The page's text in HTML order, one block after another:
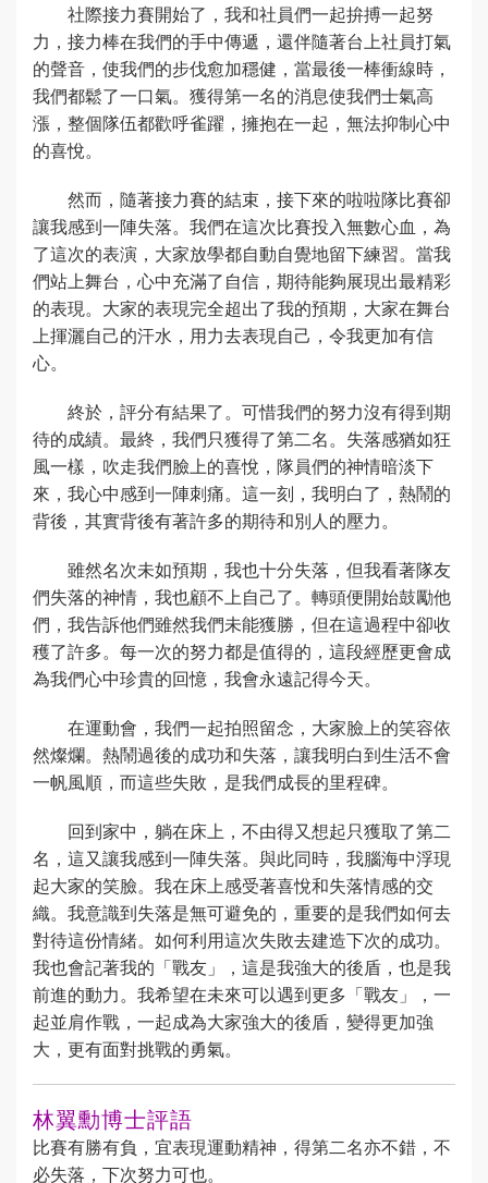
社際接力賽開始了，我和社員們一起拚搏一起努
力，接力棒在我們的手中傳遞，還伴隨著台上社員打氣
的聲音，使我們的步伐愈加穩健，當最後一棒衝線時，
我們都鬆了一口氣。獲得第一名的消息使我們士氣高
漲，整個隊伍都歡呼雀躍，擁抱在一起，無法抑制心中
的喜悅。
然而，隨著接力賽的結束，接下來的啦啦隊比賽卻
讓我感到一陣失落。我們在這次比賽投入無數心血，為
了這次的表演，大家放學都自動自覺地留下練習。當我
們站上舞台，心中充滿了自信，期待能夠展現出最精彩
的表現。大家的表現完全超出了我的預期，大家在舞台
上揮灑自己的汗水，用力去表現自己，令我更加有信
心。
終於，評分有結果了。可惜我們的努力沒有得到期
待的成績。最終，我們只獲得了第二名。失落感猶如狂
風一樣，吹走我們臉上的喜悅，隊員們的神情暗淡下
來，我心中感到一陣刺痛。這一刻，我明白了，熱鬧的
背後，其實背後有著許多的期待和別人的壓力。
雖然名次未如預期，我也十分失落，但我看著隊友
們失落的神情，我也顧不上自己了。轉頭便開始鼓勵他
們，我告訴他們雖然我們未能獲勝，但在這過程中卻收
穫了許多。每一次的努力都是值得的，這段經歷更會成
為我們心中珍貴的回憶，我會永遠記得今天。
在運動會，我們一起拍照留念，大家臉上的笑容依
然燦爛。熱鬧過後的成功和失落，讓我明白到生活不會
一帆風順，而這些失敗，是我們成長的里程碑。
回到家中，躺在床上，不由得又想起只獲取了第二
名，這又讓我感到一陣失落。與此同時，我腦海中浮現
起大家的笑臉。我在床上感受著喜悅和失落情感的交
織。我意識到失落是無可避免的，重要的是我們如何去
對待這份情緒。如何利用這次失敗去建造下次的成功。
我也會記著我的「戰友」，這是我強大的後盾，也是我
前進的動力。我希望在未來可以遇到更多「戰友」，一
起並肩作戰，一起成為大家強大的後盾，變得更加強
大，更有面對挑戰的勇氣。
林翼勳博士評語
比賽有勝有負，宜表現運動精神，得第二名亦不錯，不
必失落，下次努力可也。